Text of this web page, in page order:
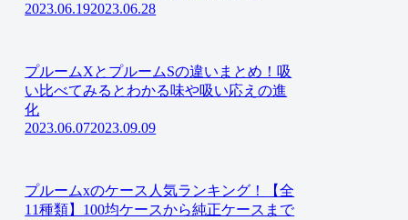
2023.06.192023.06.28
プルームXとプルームSの違いまとめ！吸
い比べてみるとわかる味や吸い応えの進
化
2023.06.072023.09.09
プルームxのケース人気ランキング！【全
11種類】100均ケースから純正ケースまで